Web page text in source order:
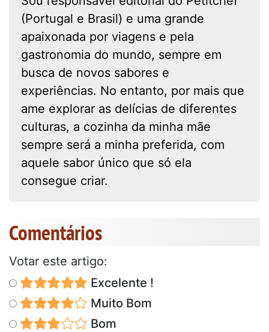
(Portugal e Brasil) e uma grande
apaixonada por viagens e pela
gastronomia do mundo, sempre em
busca de novos sabores e
experiências. No entanto, por mais que
ame explorar as delícias de diferentes
culturas, a cozinha da minha mãe
sempre será a minha preferida, com
aquele sabor único que só ela
consegue criar.
Comentários
Votar este artigo:
Excelente !
Muito Bom
Bom